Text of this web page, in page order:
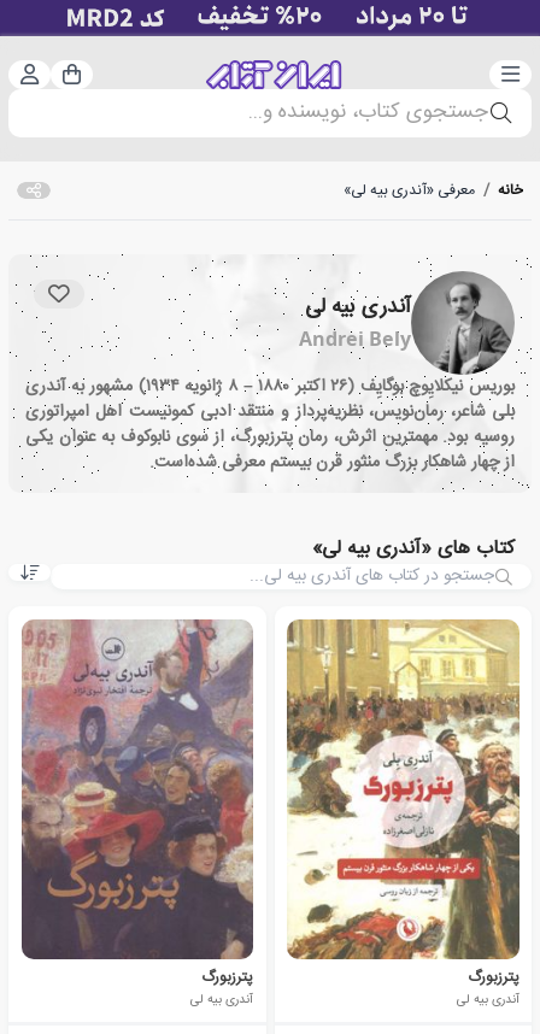
دسته‌بندی سبد
جستجوی کتاب، نویسنده و...
خانه / معرفی «آندری بیه لی»
آندری بیه لی
Andrei Bely
بوریس نیکلایِوچ بوگایِف (۲۶ اکتبر ۱۸۸۰ – ۸ ژانویه ۱۹۳۴) مشهور به آندری
بلی شاعر، رمان‌نویس، نظریه‌پرداز و منتقد ادبی کمونیست اهل امپراتوری
روسیه بود. مهمترین اثرش، رمان پترزبورگ، از سوی نابوکوف به عنوان یکی
از چهار شاهکار بزرگ منثور قرن بیستم معرفی شده‌است.
کتاب های «آندری بیه لی»
پترزبورگ
آندری بیه لی
پترزبورگ
آندری بیه لی